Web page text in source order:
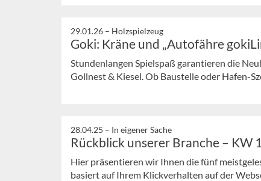
29.01.26 – Holzspielzeug
Goki: Kräne und „Autofähre
Stundenlangen Spielspaß garantieren die
Gollnest & Kiesel. Ob Baustelle oder Hafen-
28.04.25 – In eigener Sache
Rückblick unserer Branche – KW
Hier präsentieren wir Ihnen die fünf
basiert auf Ihrem Klickverhalten auf der